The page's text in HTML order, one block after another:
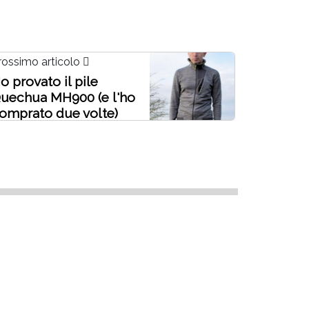
articolo
provato il pile
MH900 (e l'ho
due volte)